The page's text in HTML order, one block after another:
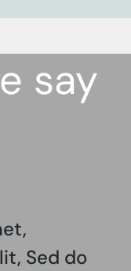
say
Sed do